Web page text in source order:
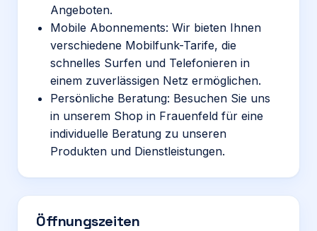
Angeboten.
Mobile Abonnements: Wir bieten Ihnen
verschiedene Mobilfunk-Tarife, die
schnelles Surfen und Telefonieren in
einem zuverlässigen Netz ermöglichen.
Persönliche Beratung: Besuchen Sie uns
in unserem Shop in Frauenfeld für eine
individuelle Beratung zu unseren
Produkten und Dienstleistungen.
Öffnungszeiten